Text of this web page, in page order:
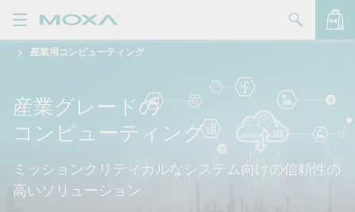
品
ポート
入方法
産業用コンピューティング
産業グレードの
コンピューティング
ミッションクリティカルなシステム向けの信頼性の
高いソリューション
バッグを見る